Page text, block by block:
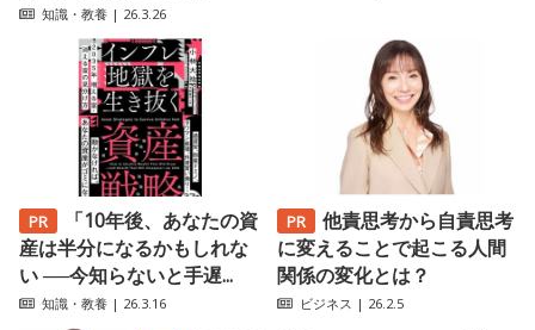
知識・教養 | 26.3.26
「10年後、あなたの資
産は半分になるかもしれな
い ──今知らないと手遅...
知識・教養 | 26.3.16
他責思考から自責思考
に変えることで起こる人間
関係の変化とは？
ビジネス | 26.2.5